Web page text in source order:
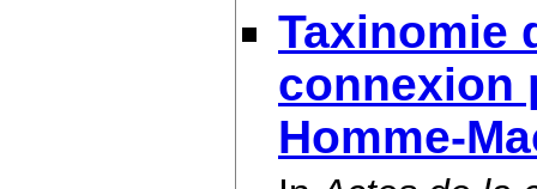
Taxinomie
connexion
Homme-